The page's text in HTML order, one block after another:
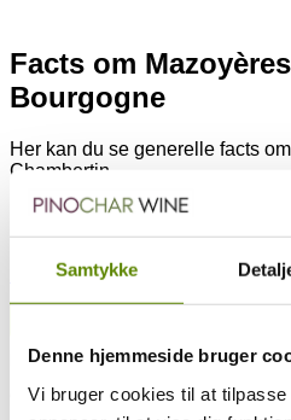
Samtykke
Denne hjemmeside bruger
Vi bruger cookies til at
Facts om
Bourgogne
Her kan du se generelle facts
Chambertin.
En Grand Cru mark med egen
.
Kommuner som appellationen
Gevrey-Chambertin